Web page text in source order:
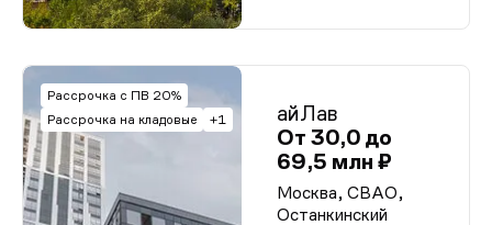
Рассрочка с ПВ 20%
Рассрочка на кладовые
+1
айЛав
От 30,0 до
69,5 млн ₽
Москва, СВАО,
Останкинский